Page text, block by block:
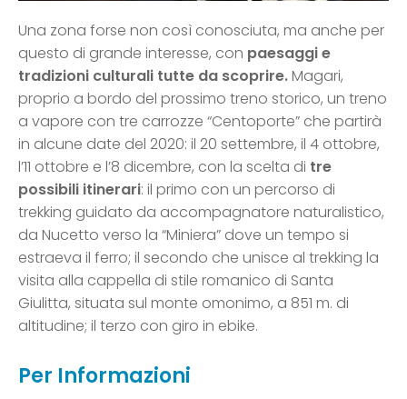
Una zona forse non così conosciuta, ma anche per
questo di grande interesse, con paesaggi e
tradizioni culturali tutte da scoprire.Magari,
proprio a bordo del prossimo treno storico, un treno
a vapore con tre carrozze “Centoporte” che partirà
in alcune date del 2020: il 20 settembre, il 4 ottobre,
l’11 ottobre e l’8 dicembre, con la scelta di tre
possibili itinerari: il primo con un percorso di
trekking guidato da accompagnatore naturalistico,
da Nucetto verso la “Miniera” dove un tempo si
estraeva il ferro; il secondo che unisce al trekking la
visita alla cappella di stile romanico di Santa
Giulitta, situata sul monte omonimo, a 851 m. di
altitudine; il terzo con giro in ebike.
Per Informazioni